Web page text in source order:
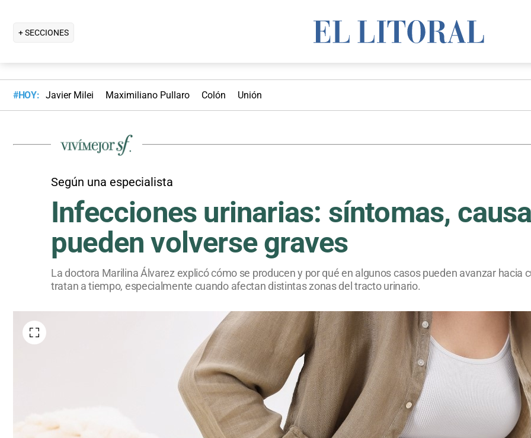
+ SECCIONES
#HOY: Javier Milei Maximiliano Pullaro Colón Unión
Según una especialista
Infecciones urinarias: síntomas,
pueden volverse graves
La doctora Marilina Álvarez explicó cómo se producen y por qué en algunos casos pueden avanzar hacia
tratan a tiempo, especialmente cuando afectan distintas zonas del tracto urinario.